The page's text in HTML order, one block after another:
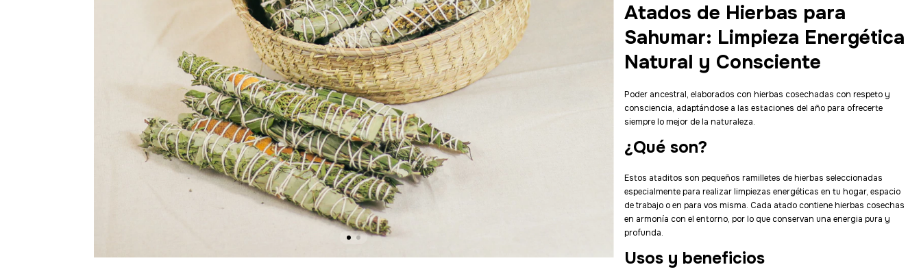
Atados de Hierbas para
Sahumar: Limpieza Energética
Natural y Consciente
Poder ancestral, elaborados con hierbas cosechadas con respeto y
consciencia, adaptándose a las estaciones del año para ofrecerte
siempre lo mejor de la naturaleza.
¿Qué son?
Estos ataditos son pequeños ramilletes de hierbas seleccionadas
especialmente para realizar limpiezas energéticas en tu hogar, espacio
de trabajo o en para vos misma. Cada atado contiene hierbas cosechas
en armonía con el entorno, por lo que conservan una energia pura y
profunda.
Usos y beneficios